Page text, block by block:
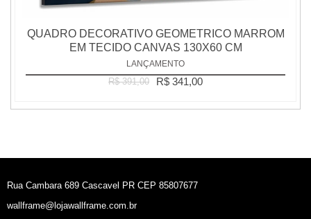
QUADRO DECORATIVO GEOMETRICO MARROM
EM TECIDO CANVAS 130X60 CM
LANÇAMENTO
R$ 391,00 R$ 341,00
Rua Cambara 689 Cascavel PR CEP 85807677
wallframe@lojawallframe.com.br